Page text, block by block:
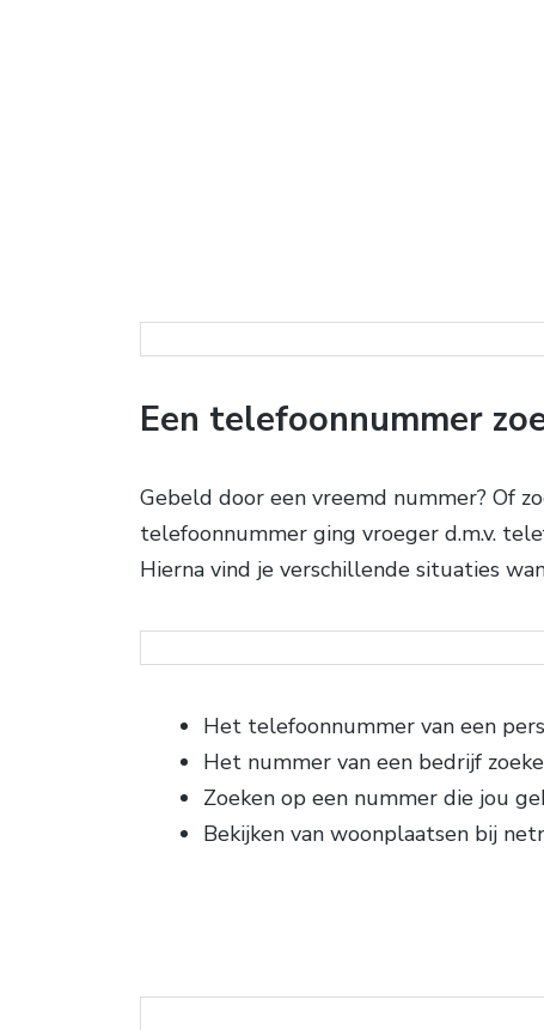
Een telefoonnummer
Gebeld door een vreemd nummer? Of
telefoonnummer ging vroeger d.m.v.
Hierna vind je verschillende situaties
Het telefoonnummer van een
Het nummer van een bedrijf
Zoeken op een nummer die jou
Bekijken van woonplaatsen bij